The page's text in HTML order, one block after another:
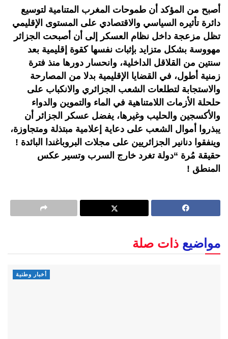
أصبح من المؤكد أن طموحات المغرب المتنامية لتوسيع
دائرة تأثيره السياسي والاقتصادي على المستوى الإقليمي
تظل مزعجة داخل نظام العسكر إلى أن أصبحت الجزائر
مهووسة بشكل متزايد بإثبات نفسها كقوة إقليمية بعد
سنتين من القلاقل الداخلية، وانحسار دورها منذ فترة
زمنية أطول، في القضايا الإقليمية بدلا من المصارحة
والاستجابة لتطلعات الشعب الجزائري والانكباب على
حلحلة الأزمات اللامتناهية في الماء والتموين والدواء
والأكسجين والحليب وغيرها، يفضل عسكر الجزائر أن
يبذروا أموال الشعب على دعاية إعلامية مبتذلة ومتجاوزة،
وينفقوا دنانير الجزائريين على مجلات البروباغندا البائدة !
حقيقة مُرة “دولة تغرد خارج السرب وتسير عكس
المنطق !
مواضيع ذات صلة
أخبار وطنية